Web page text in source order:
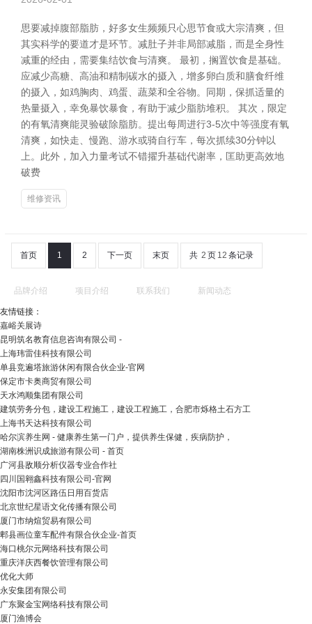
思要减掉腹部脂肪，好多女生频频只心思节食或大宗清爽，但
其实科学的要道才是环节。减肚子并非局部减脂，而是全身性
减重的经由，需要集结饮食与清爽。 最初，搁置饮食是基础。
应减少高糖、高油和精制碳水的摄入，增多卵白质和膳食纤维
的摄入，如鸡胸肉、鸡蛋、蔬菜和全谷物。同期，保抓适量的
热量摄入，幸免暴饮暴食，有助于减少脂肪堆积。 其次，限定
的有氧清爽能灵验破除脂肪。提出每周进行3-5次中等强度有氧
清爽，如快走、慢跑、游水或骑自行车，每次抓续30分钟以
上。此外，加入力量考试不错擢升基础代谢率，匡助更高效地
破费
维修资讯
首页 1 2 下一页 末页 共 2 页 12 条记录
品牌介绍 项目介绍 联系我们 新闻动态
友情链接：
嘉峪关展诗
昆明筑名教育信息咨询有限公司 -
上海玮雷佳科技有限公司
单县竞遍塔旅游休闲有限合伙企业-官网
保定市卡奥商贸有限公司
天水鸿顺集团有限公司
建筑劳务分包，建设工程施工，建设工程施工，合肥市烁格土石方工
上海书天达科技有限公司
哈尔滨养生网 - 健康养生第一门户，提供养生保健，疾病防护，
湖南株洲识成旅游有限公司 - 首页
广河县敌顺分析仪器专业合作社
四川国翱鑫科技有限公司-官网
沈阳市沈河区路伍日用百货店
北京世纪星语文化传播有限公司
厦门市纳煊贸易有限公司
郫县画位童车配件有限合伙企业-首页
海口桃尔元网络科技有限公司
重庆洋庆西餐饮管理有限公司
优化大师
永安集团有限公司
广东聚金宝网络科技有限公司
厦门渔博会